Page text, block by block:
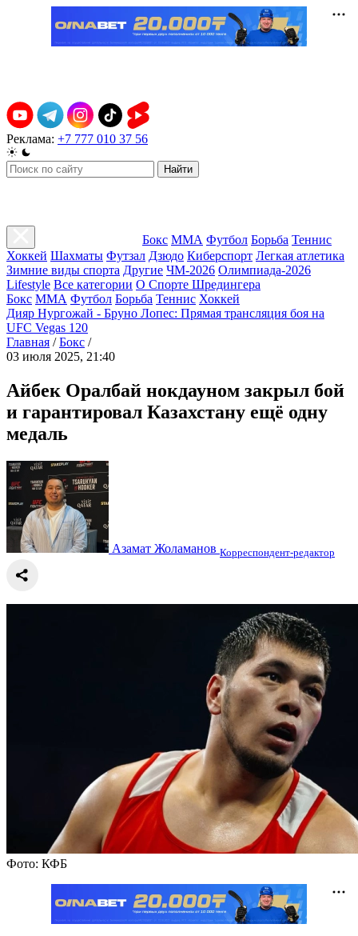
Реклама: +7 777 010 37 56
Найти
Бокс ММА Футбол Борьба Теннис
Хоккей Шахматы Футзал Дзюдо Киберспорт Легкая атлетика
Зимние виды спорта Другие ЧМ-2026 Олимпиада-2026
Lifestyle Все категории О Спорте Шредингера
Бокс ММА Футбол Борьба Теннис Хоккей
Дияр Нургожай - Бруно Лопес: Прямая трансляция боя на
UFC Vegas 120
Главная / Бокс /
03 июля 2025, 21:40
Айбек Оралбай нокдауном закрыл бой
и гарантировал Казахстану ещё одну
медаль
Азамат Жоламанов Корреспондент-редактор
Фото: КФБ